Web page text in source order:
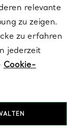
relevante
zu zeigen.
zu erfahren
jederzeit
Cookie-